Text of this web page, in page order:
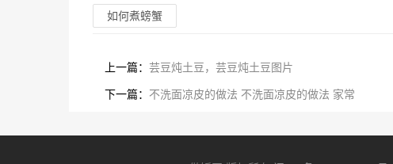
如何煮螃蟹
上一篇： 芸豆炖土豆，芸豆炖土豆图片
下一篇： 不洗面凉皮的做法 不洗面凉皮的做法 家常